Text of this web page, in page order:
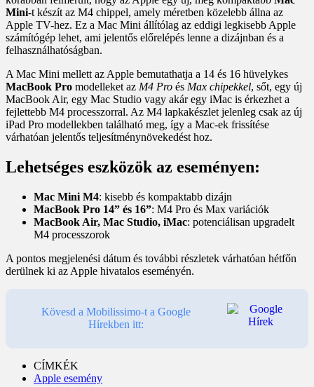
Mini-t készít az M4 chippel, amely méretben közelebb állna az
Apple TV-hez. Ez a Mac Mini állítólag az eddigi legkisebb Apple
számítógép lehet, ami jelentős előrelépés lenne a dizájnban és a
felhasználhatóságban.
A Mac Mini mellett az Apple bemutathatja a 14 és 16 hüvelykes
MacBook Pro modelleket az M4 Pro és Max chipekkel, sőt, egy új
MacBook Air, egy Mac Studio vagy akár egy iMac is érkezhet a
fejlettebb M4 processzorral. Az M4 lapkakészlet jelenleg csak az új
iPad Pro modellekben található meg, így a Mac-ek frissítése
várhatóan jelentős teljesítménynövekedést hoz.
Lehetséges eszközök az eseményen:
Mac Mini M4: kisebb és kompaktabb dizájn
MacBook Pro 14” és 16”: M4 Pro és Max variációk
MacBook Air, Mac Studio, iMac: potenciálisan upgradelt
M4 processzorok
A pontos megjelenési dátum és további részletek várhatóan hétfőn
derülnek ki az Apple hivatalos eseményén.
Kövesd a Mobilissimo-t a Google
Hírekben itt:
CÍMKÉK
Apple esemény